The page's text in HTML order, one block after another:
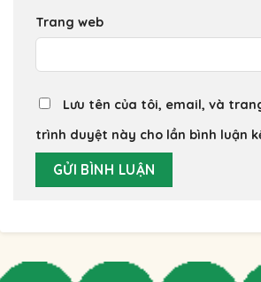
Trang web
Lưu tên của tôi, email, và
trình duyệt này cho lần bình luận